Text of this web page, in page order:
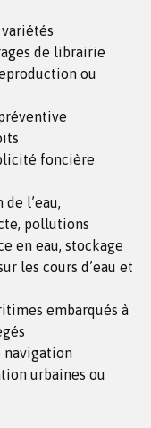
de librairie
ou
foncière
l’eau,
pollutions
en eau, stockage
les cours d’eau et
embarqués à
navigation
urbaines ou